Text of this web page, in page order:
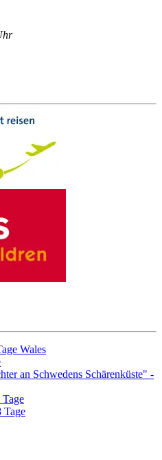
Wales
an Schwedens Schärenküste" -
Tage